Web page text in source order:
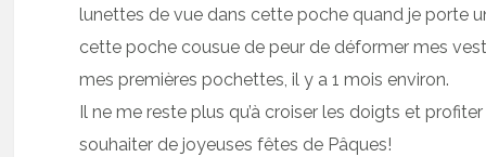
lunettes de vue dans cette poche quand je porte
cette poche cousue de peur de déformer mes
mes premières pochettes, il y a 1 mois environ.
Il ne me reste plus qu’à croiser les doigts et
souhaiter de joyeuses fêtes de Pâques!